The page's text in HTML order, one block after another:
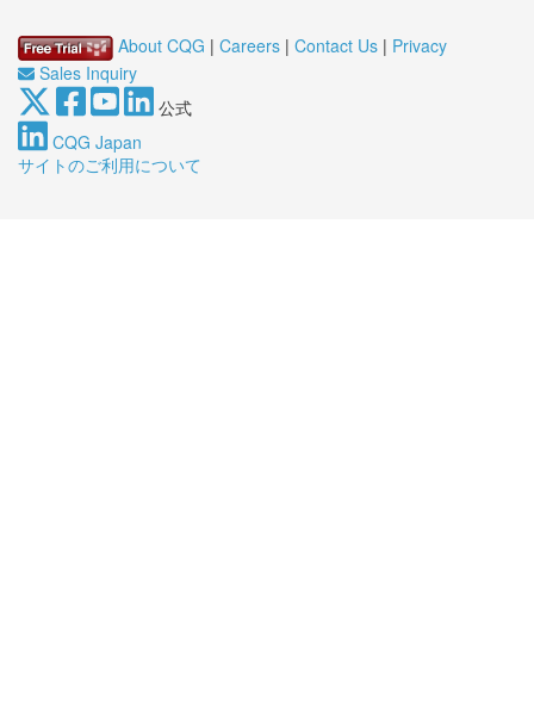
About CQG | Careers | Contact Us | Privacy
Sales Inquiry
公式
CQG Japan
サイトのご利用について